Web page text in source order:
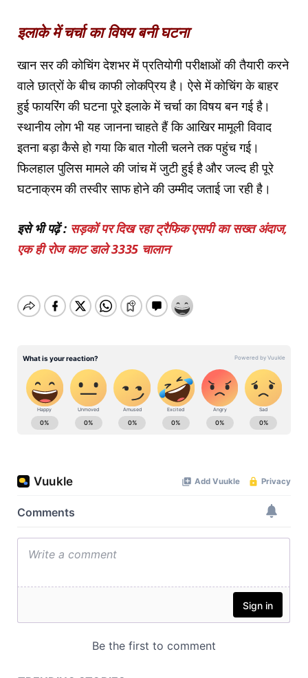
इलाके में चर्चा का विषय बनी घटना
खान सर की कोचिंग देशभर में प्रतियोगी परीक्षाओं की तैयारी करने
वाले छात्रों के बीच काफी लोकप्रिय है। ऐसे में कोचिंग के बाहर
हुई फायरिंग की घटना पूरे इलाके में चर्चा का विषय बन गई है।
स्थानीय लोग भी यह जानना चाहते हैं कि आखिर मामूली विवाद
इतना बड़ा कैसे हो गया कि बात गोली चलने तक पहुंच गई।
फिलहाल पुलिस मामले की जांच में जुटी हुई है और जल्द ही पूरे
घटनाक्रम की तस्वीर साफ होने की उम्मीद जताई जा रही है।
इसे भी पढ़ें : सड़कों पर दिख रहा ट्रैफिक एसपी का सख्त अंदाज,
एक ही रोज काट डाले 3335 चालान